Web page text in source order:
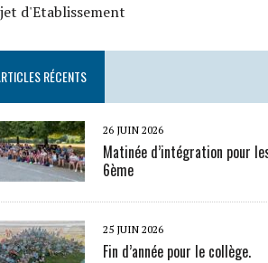
d'Etablissement
RÉCENTS
26 JUIN 2026
Matinée d’intégration pour
6ème
25 JUIN 2026
Fin d’année pour le collège.